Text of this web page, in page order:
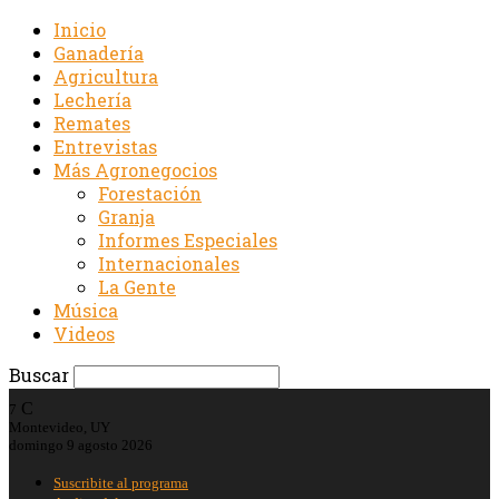
Inicio
Ganadería
Agricultura
Lechería
Remates
Entrevistas
Más Agronegocios
Forestación
Granja
Informes Especiales
Internacionales
La Gente
Música
Videos
Buscar
7 C
Montevideo, UY
domingo 9 agosto 2026
Suscribite al programa